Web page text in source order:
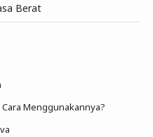
Berat
Menggunakannya?